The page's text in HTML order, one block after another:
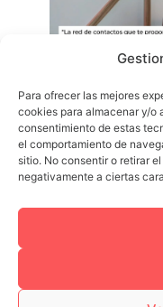
Para ofrecer las mejores
cookies para almacenar y/o
consentimiento de estas
el comportamiento de
sitio. No consentir o retirar
negativamente a ciertas
Política de
Condiciones de